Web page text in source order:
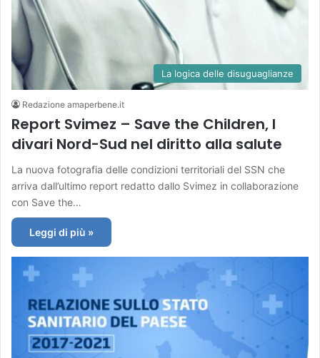
La logica delle disuguaglianze
Redazione amaperbene.it
Report Svimez – Save the Children, I
divari Nord-Sud nel diritto alla salute
La nuova fotografia delle condizioni territoriali del SSN che
arriva dall’ultimo report redatto dallo Svimez in collaborazione
con Save the…
Leggi di più »